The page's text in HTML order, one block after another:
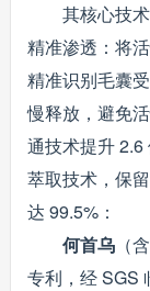
其核心技
精准渗透：将
精准识别毛囊
慢释放，避免
通技术提升
萃取技术，保
达 99.5%：
何首乌（
专利，经 SGS